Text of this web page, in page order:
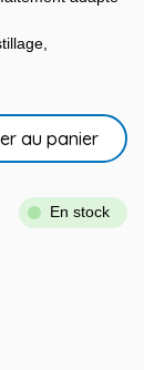
au panier
En stock